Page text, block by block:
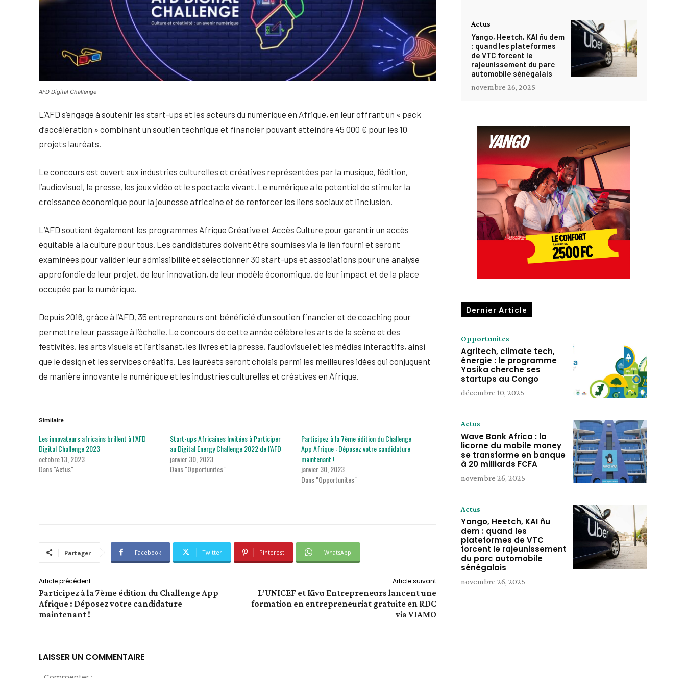
AFD Digital Challenge
L’AFD s’engage à soutenir les start-ups et les acteurs du numérique en Afrique, en leur offrant un « pack
d’accélération » combinant un soutien technique et financier pouvant atteindre 45 000 € pour les 10
projets lauréats.
Le concours est ouvert aux industries culturelles et créatives représentées par la musique, l’édition,
l’audiovisuel, la presse, les jeux vidéo et le spectacle vivant. Le numérique a le potentiel de stimuler la
croissance économique pour la jeunesse africaine et de renforcer les liens sociaux et l’inclusion.
L’AFD soutient également les programmes Afrique Créative et Accès Culture pour garantir un accès
équitable à la culture pour tous. Les candidatures doivent être soumises via le lien fourni et seront
examinées pour valider leur admissibilité et sélectionner 30 start-ups et associations pour une analyse
approfondie de leur projet, de leur innovation, de leur modèle économique, de leur impact et de la place
occupée par le numérique.
Depuis 2016, grâce à l’AFD, 35 entrepreneurs ont bénéficié d’un soutien financier et de coaching pour
permettre leur passage à l’échelle. Le concours de cette année célèbre les arts de la scène et des
festivités, les arts visuels et l’artisanat, les livres et la presse, l’audiovisuel et les médias interactifs, ainsi
que le design et les services créatifs. Les lauréats seront choisis parmi les meilleures idées qui conjuguent
de manière innovante le numérique et les industries culturelles et créatives en Afrique.
Similaire
Les innovateurs africains brillent à l’AFD
Digital Challenge 2023
octobre 13, 2023
Dans "Actus"
Start-ups Africaines Invitées à Participer
au Digital Energy Challenge 2022 de l’AFD
janvier 30, 2023
Dans "Opportunites"
Participez à la 7ème édition du Challenge
App Afrique : Déposez votre candidature
maintenant !
janvier 30, 2023
Dans "Opportunites"
Partager Facebook Twitter Pinterest WhatsApp
Article précédent
Participez à la 7ème édition du Challenge App
Afrique : Déposez votre candidature
maintenant !
Article suivant
L’UNICEF et Kivu Entrepreneurs lancent une
formation en entrepreneuriat gratuite en RDC
via VIAMO
LAISSER UN COMMENTAIRE
Actus
Yango, Heetch, KAI ñu dem
: quand les plateformes
de VTC forcent le
rajeunissement du parc
automobile sénégalais
novembre 26, 2025
Dernier Article
Opportunites
Agritech, climate tech,
énergie : le programme
Yasika cherche ses
startups au Congo
décembre 10, 2025
Actus
Wave Bank Africa : la
licorne du mobile money
se transforme en banque
à 20 milliards FCFA
novembre 26, 2025
Actus
Yango, Heetch, KAI ñu
dem : quand les
plateformes de VTC
forcent le rajeunissement
du parc automobile
sénégalais
novembre 26, 2025